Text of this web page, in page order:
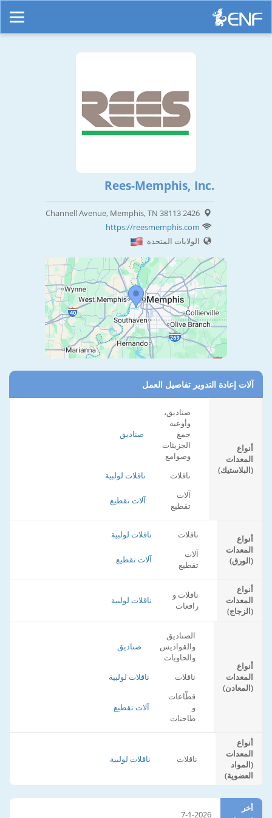
Rees-Memphis, Inc.
2426 Channell Avenue, Memphis, TN 38113
https://reesmemphis.com
الولايات المتحدة
آلات إعادة التدوير تفاصيل العمل
أنواع
المعدات
(البلاستيك)
صناديق،
وأوعية
جمع
الجزيئات
وصوامع
صناديق
ناقلات
ناقلات لولبية
آلات
تقطيع
آلات تقطيع
أنواع
المعدات
(الورق)
ناقلات
ناقلات لولبية
آلات
تقطيع
آلات تقطيع
أنواع
المعدات
(الزجاج)
ناقلات و
رافعات
ناقلات لولبية
أنواع
المعدات
(المعادن)
الصناديق
والقواديس
والحاويات
صناديق
ناقلات
ناقلات لولبية
قطّاعات
و
طاحنات
آلات تقطيع
أنواع
المعدات
(المواد
العضوية)
ناقلات ناقلات لولبية
أخر
7-1-2026